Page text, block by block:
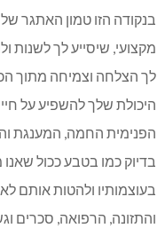
בנקודה הזו טמון האתגר
מקצועי, שיסייע לך לשנות
לך הצלחה וצמיחה מתוך
היכולת שלך להשפיע על
הפנימית החמה, המענגת
בדיוק כמו בטבע ככול
בעוצמותיו ולהטות אותם
והתזונה, הרפואה, סכרים